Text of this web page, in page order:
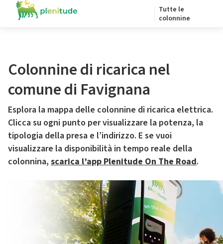
Tutte le
colonnine
Colonnine di ricarica nel
comune di Favignana
Esplora la mappa delle colonnine di ricarica elettrica.
Clicca su ogni punto per visualizzare la potenza, la
tipologia della presa e l’indirizzo. E se vuoi
visualizzare la disponibilità in tempo reale della
colonnina, scarica l’app Plenitude On The Road.